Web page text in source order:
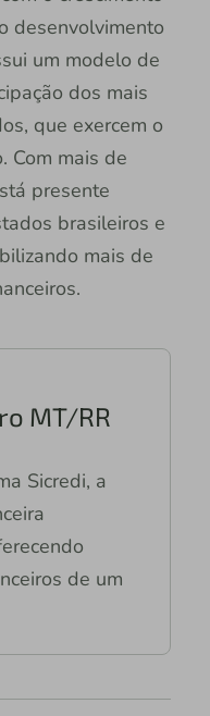
desenvolvimento
um modelo de
dos mais
que exercem o
Com mais de
presente
brasileiros e
mais de
MT/RR
Sicredi, a
de um